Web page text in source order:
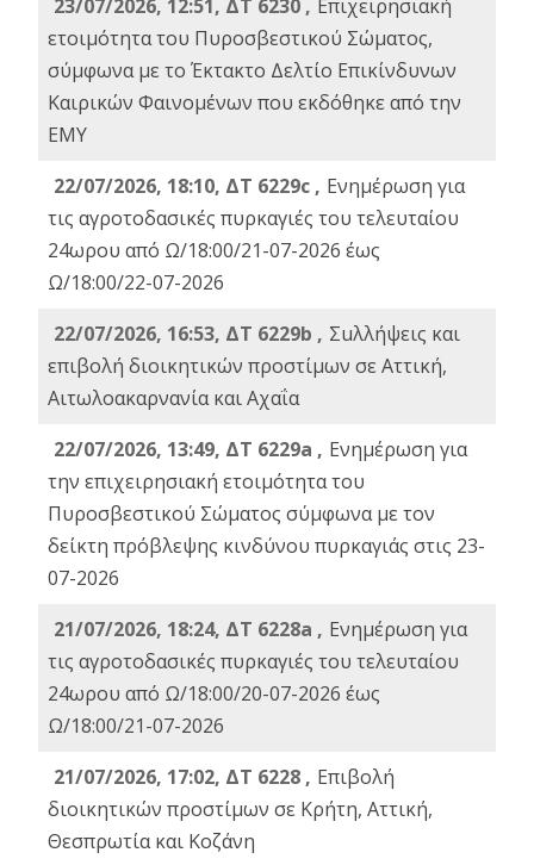
23/07/2026, 12:51, ΔΤ 6230 , Επιχειρησιακή
ετοιμότητα του Πυροσβεστικού Σώματος,
σύμφωνα με το Έκτακτο Δελτίο Επικίνδυνων
Καιρικών Φαινομένων που εκδόθηκε από την
ΕΜΥ
22/07/2026, 18:10, ΔΤ 6229c , Ενημέρωση για
τις αγροτοδασικές πυρκαγιές του τελευταίου
24ωρου από Ω/18:00/21-07-2026 έως
Ω/18:00/22-07-2026
22/07/2026, 16:53, ΔΤ 6229b , Σuλλήψεις και
επιβολή διοικητικών προστίμων σε Αττική,
Αιτωλοακαρνανία και Αχαΐα
22/07/2026, 13:49, ΔΤ 6229a , Ενημέρωση για
την επιχειρησιακή ετοιμότητα του
Πυροσβεστικού Σώματος σύμφωνα με τον
δείκτη πρόβλεψης κινδύνου πυρκαγιάς στις 23-
07-2026
21/07/2026, 18:24, ΔΤ 6228a , Ενημέρωση για
τις αγροτοδασικές πυρκαγιές του τελευταίου
24ωρου από Ω/18:00/20-07-2026 έως
Ω/18:00/21-07-2026
21/07/2026, 17:02, ΔΤ 6228 , Επιβολή
διοικητικών προστίμων σε Κρήτη, Αττική,
Θεσπρωτία και Κοζάνη